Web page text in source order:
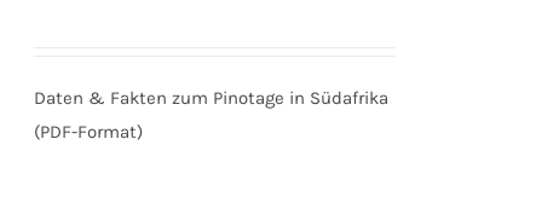
Daten & Fakten zum Pinotage in Südafrika
(PDF-Format)